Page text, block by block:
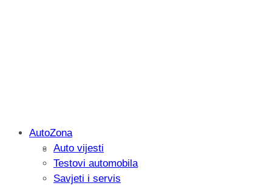
Savjetujemo: Što učiniti kada vaš
AutoZona
Auto vijesti
Testovi automobila
Savjeti i servis